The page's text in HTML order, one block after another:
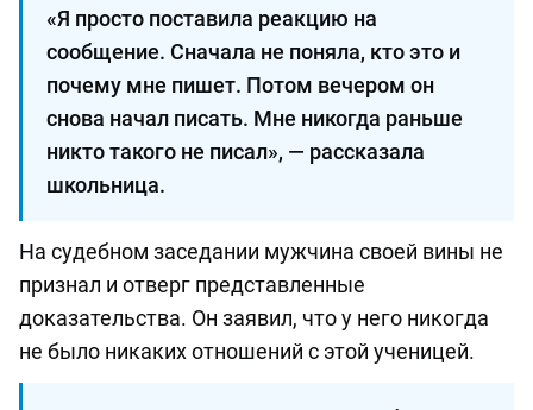
«Я просто поставила реакцию на
сообщение. Сначала не поняла, кто это и
почему мне пишет. Потом вечером он
снова начал писать. Мне никогда раньше
никто такого не писал», — рассказала
школьница.
На судебном заседании мужчина своей вины не
признал и отверг представленные
доказательства. Он заявил, что у него никогда
не было никаких отношений с этой ученицей.